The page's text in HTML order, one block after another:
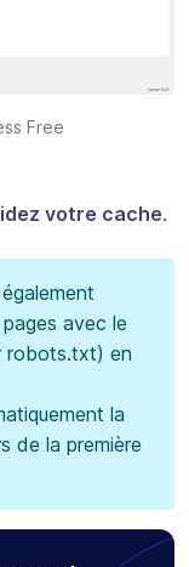
Free
votre cache.
avec le
robots.txt) en
la
de la première